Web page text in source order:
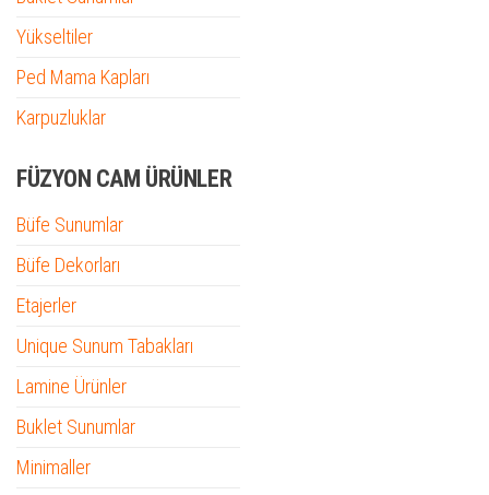
Yükseltiler
Ped Mama Kapları
Karpuzluklar
FÜZYON CAM ÜRÜNLER
Büfe Sunumlar
Büfe Dekorları
Etajerler
Unique Sunum Tabakları
Lamine Ürünler
Buklet Sunumlar
Minimaller